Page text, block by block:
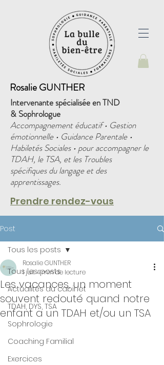
Rosalie GUNTHER
Intervenante spécialisée en TND
& Sophrologue
Accompagnement éducatif • Gestion
émotionnelle • Guidance Parentale •
Habiletés Sociales • pour accompagner le
TDAH, le TSA, et les Troubles
spécifiques du langage et des
apprentissages.
Prendre rendez-vous
Post
Tous les posts
Actualités du cabinet
TDAH, DYS, TSA
Sophrologie
Coaching Familial
Exercices
Tous les posts
Les vacances, un moment
souvent redouté quand notre
enfant a un TDAH et/ou un TSA
Rosalie GUNTHER
1 juil.4 min de lecture